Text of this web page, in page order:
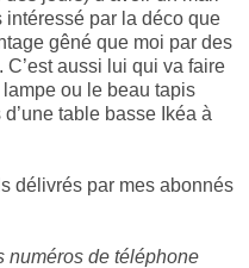
par la déco que
gêné que moi par des
C’est aussi lui qui va faire
ou le beau tapis
table basse Ikéa à
délivrés par mes abonnés
numéros de téléphone